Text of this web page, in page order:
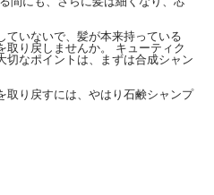
ていないで、髪が本来持っている
取り戻しませんか。 キューティク
切なポイントは、まずは合成シャン
取り戻すには、やはり石鹸シャンプ